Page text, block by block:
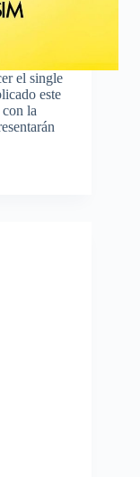
el single
este
la